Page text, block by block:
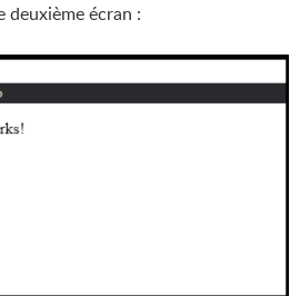
deuxième écran :